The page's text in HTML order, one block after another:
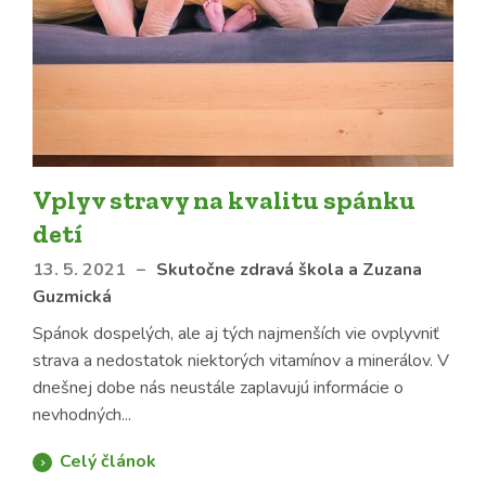
Vplyv stravy na kvalitu spánku
detí
13. 5. 2021 – Skutočne zdravá škola a Zuzana
Guzmická
Spánok dospelých, ale aj tých najmenších vie ovplyvniť
strava a nedostatok niektorých vitamínov a minerálov. V
dnešnej dobe nás neustále zaplavujú informácie o
nevhodných...
Celý článok